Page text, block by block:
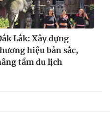
Lắk: Xây dựng
hiệu bản sắc,
tầm du lịch